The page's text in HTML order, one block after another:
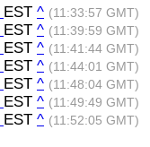
EST ^ (11:33:57 GMT)
EST ^ (11:39:59 GMT)
EST ^ (11:41:44 GMT)
EST ^ (11:44:01 GMT)
EST ^ (11:48:04 GMT)
EST ^ (11:49:49 GMT)
EST ^ (11:52:05 GMT)